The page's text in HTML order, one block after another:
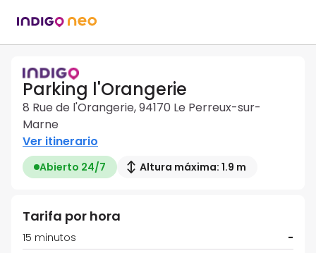
Parking l'Orangerie
8 Rue de l'Orangerie, 94170 Le Perreux-sur-
Marne
Ver itinerario
Abierto 24/7 Altura máxima: 1.9 m
Tarifa por hora
15 minutos
-